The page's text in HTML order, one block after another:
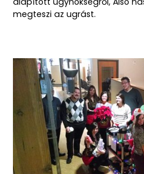
megteszi az ugrást.